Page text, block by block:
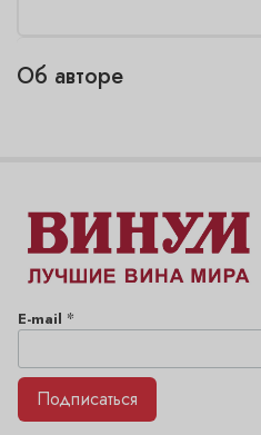
Об авторе
E-mail *
Подписаться